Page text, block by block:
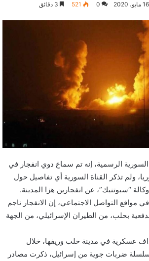
16 مايو، 2020 0
521
السورية الرسمية، إنه تم سماع دوي انفجار في
ولم تذكر القناة السورية أي تفاصيل حول
“سبوتنيك”، عن انفجارين هزا المدينة.
مواقع التواصل الاجتماعي، إن الانفجار ناجم
بحلب، من الطيران الإسرائيلي، من الجهة
عسكرية في مدينة حلب وريفها، خلال
ضربات جوية من إسرائيل، ذكرت مصادر